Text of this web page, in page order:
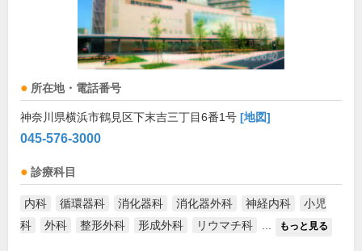
所在地・電話番号
神奈川県横浜市鶴見区下末吉三丁目6番1号 [地図]
045-576-3000
診療科目
内科 循環器科 消化器科 消化器外科 神経内科
小児
科
外科 整形外科 形成外科 リウマチ科 もっと見る